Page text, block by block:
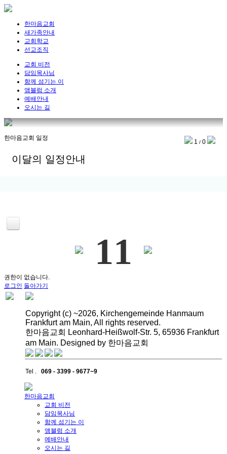
한마음교회
새가족안내
교회학교
선교조직
교회 비전
담임목사님
함께 섬기는 이
앰블럼 소개
예배안내
오시는 길
한마음교회 일정
이달의 일정안내
1 / 0
11
권한이 없습니다.
로그인 돌아가기
Copyright (c) ~2026, Kirchengemeinde Hanmaum
Frankfurt am Main, All rights reserved.
한마음교회 Leonhard-Heißwolf-Str. 5, 65936 Frankfurt
am Main. Designed by 한마음교회
Tel . 069 - 3399 - 9677~9
한마음교회
교회 비전
담임목사님
함께 섬기는 이
앰블럼 소개
예배안내
오시는 길